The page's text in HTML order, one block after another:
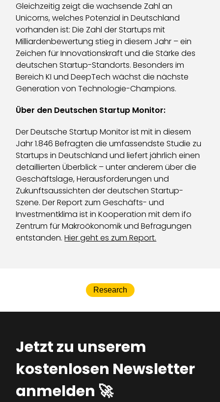
Gleichzeitig zeigt die wachsende Zahl an
Unicorns, welches Potenzial in Deutschland
vorhanden ist: Die Zahl der Startups mit
Milliardenbewertung stieg in diesem Jahr – ein
Zeichen für Innovationskraft und die Stärke des
deutschen Startup-Standorts. Besonders im
Bereich KI und DeepTech wächst die nächste
Generation von Technologie-Champions.
Über den Deutschen Startup Monitor:
Der Deutsche Startup Monitor ist mit in diesem
Jahr 1.846 Befragten die umfassendste Studie zu
Startups in Deutschland und liefert jährlich einen
detaillierten Überblick – unter anderem über die
Geschäftslage, Herausforderungen und
Zukunftsaussichten der deutschen Startup-
Szene. Der Report zum Geschäfts- und
Investmentklima ist in Kooperation mit dem ifo
Zentrum für Makroökonomik und Befragungen
entstanden.Hier geht es zum Report.
Research
Jetzt zu unserem
kostenlosen Newsletter
anmelden 🚀